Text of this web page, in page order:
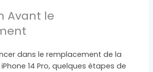
Avant le
dans le remplacement de la
14 Pro, quelques étapes de